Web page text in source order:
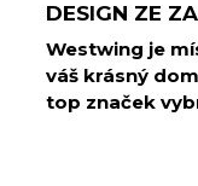
DESIGN ZE
Westwing je
váš krásný
top značek